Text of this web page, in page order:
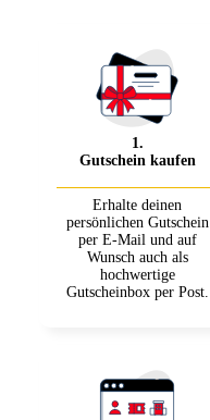
1.
Gutschein kaufen
Erhalte deinen
persönlichen Gutschein
per E-Mail und auf
Wunsch auch als
hochwertige
Gutscheinbox per Post.